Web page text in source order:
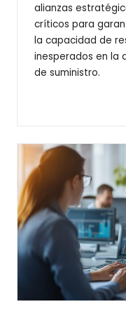
alianzas
críticos para
la capacidad de
inesperados en la
de suministro.